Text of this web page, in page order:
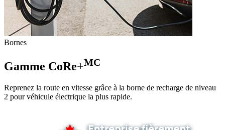
Bornes
Gamme CoRe+MC
Reprenez la route en vitesse grâce à la borne de recharge de niveau
2 pour véhicule électrique la plus rapide.